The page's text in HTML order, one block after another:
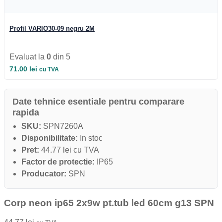
Iluminat stradal
Module LED
Automatizari si Smart
Profil VARIO30-09 negru 2M
Evaluat la 0 din 5
71.00 lei cu TVA
Date tehnice esentiale pentru comparare
rapida
SKU: SPN7260A
Disponibilitate: In stoc
Pret: 44.77 lei cu TVA
Factor de protectie: IP65
Producator: SPN
Corp neon ip65 2x9w pt.tub led 60cm g13 SPN